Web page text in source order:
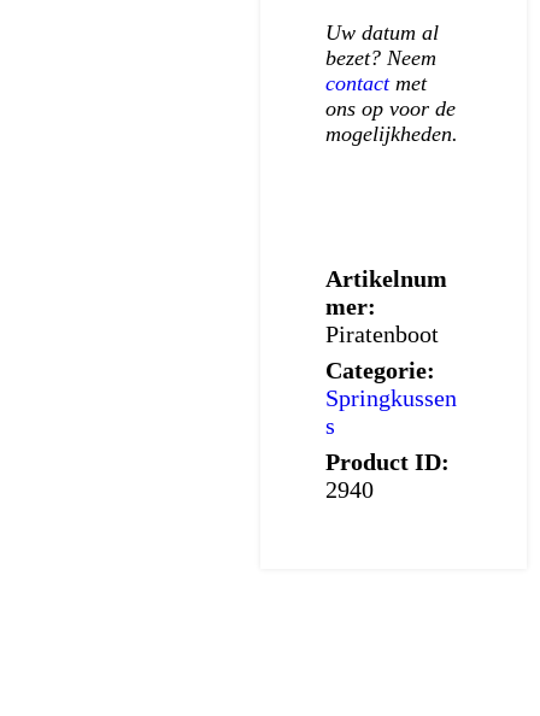
Uw datum al
bezet? Neem
contactmet
ons op voor de
mogelijkheden.
Artikelnum
mer:
Piratenboot
Categorie:
Springkussen
s
Product ID:
2940